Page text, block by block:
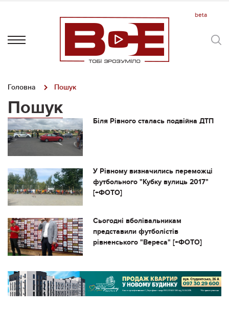
Головна Пошук
Пошук
Біля Рівного сталась подвійна ДТП
У Рівному визначились переможці
футбольного "Кубку вулиць 2017"
[+ФОТО]
Сьогодні вболівальникам
представили футболістів
рівненського "Вереса" [+ФОТО]